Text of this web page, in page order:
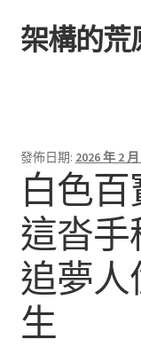
跳
至
跳
至
架構的荒
發佈日期: 2026 年 2
白色百
這沓手
追夢人
生